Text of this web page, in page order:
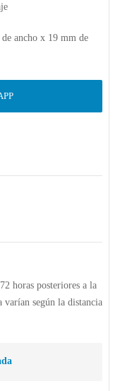
ancho x 19 mm de
horas posteriores a la
varían según la distancia